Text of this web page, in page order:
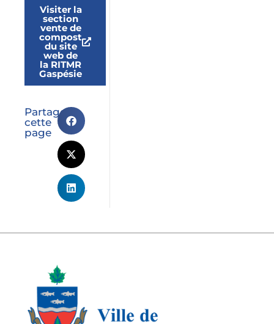
Visiter la
section
vente de
compost
du site
web de
la RITMR
Gaspésie
Partager
cette
page